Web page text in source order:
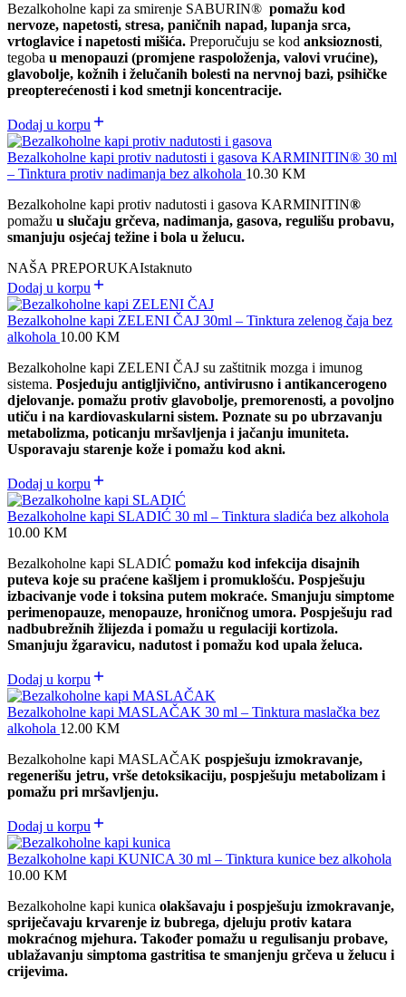
Bezalkoholne kapi za smirenje SABURIN® pomažu kod
nervoze, napetosti, stresa, paničnih napad, lupanja srca,
vrtoglavice i napetosti mišića. Preporučuju se kod anksioznosti,
tegoba u menopauzi (promjene raspoloženja, valovi vrućine),
glavobolje, kožnih i želučanih bolesti na nervnoj bazi, psihičke
preopterećenosti i kod smetnji koncentracije.
Dodaj u korpu
Bezalkoholne kapi protiv nadutosti i gasova KARMINITIN® 30 ml
– Tinktura protiv nadimanja bez alkohola 10.30 KM
Bezalkoholne kapi protiv nadutosti i gasova KARMINITIN®
pomažu u slučaju grčeva, nadimanja, gasova, regulišu probavu,
smanjuju osjećaj težine i bola u želucu.
NAŠA PREPORUKAIstaknuto
Dodaj u korpu
Bezalkoholne kapi ZELENI ČAJ 30ml – Tinktura zelenog čaja bez
alkohola 10.00 KM
Bezalkoholne kapi ZELENI ČAJ su zaštitnik mozga i imunog
sistema. Posjeduju antigljivično, antivirusno i antikancerogeno
djelovanje. pomažu protiv glavobolje, premorenosti, a povoljno
utiču i na kardiovaskularni sistem. Poznate su po ubrzavanju
metabolizma, poticanju mršavljenja i jačanju imuniteta.
Usporavaju starenje kože i pomažu kod akni.
Dodaj u korpu
Bezalkoholne kapi SLADIĆ 30 ml – Tinktura sladića bez alkohola
10.00 KM
Bezalkoholne kapi SLADIĆ pomažu kod infekcija disajnih
puteva koje su praćene kašljem i promuklošću. Pospješuju
izbacivanje vode i toksina putem mokraće. Smanjuju simptome
perimenopauze, menopauze, hroničnog umora. Pospješuju rad
nadbubrežnih žlijezda i pomažu u regulaciji kortizola.
Smanjuju žgaravicu, nadutost i pomažu kod upala želuca.
Dodaj u korpu
Bezalkoholne kapi MASLAČAK 30 ml – Tinktura maslačka bez
alkohola 12.00 KM
Bezalkoholne kapi MASLAČAK pospješuju izmokravanje,
regenerišu jetru, vrše detoksikaciju, pospješuju metabolizam i
pomažu pri mršavljenju.
Dodaj u korpu
Bezalkoholne kapi KUNICA 30 ml – Tinktura kunice bez alkohola
10.00 KM
Bezalkoholne kapi kunica olakšavaju i pospješuju izmokravanje,
spriječavaju krvarenje iz bubrega, djeluju protiv katara
mokraćnog mjehura. Također pomažu u regulisanju probave,
ublažavanju simptoma gastritisa te smanjenju grčeva u želucu i
crijevima.